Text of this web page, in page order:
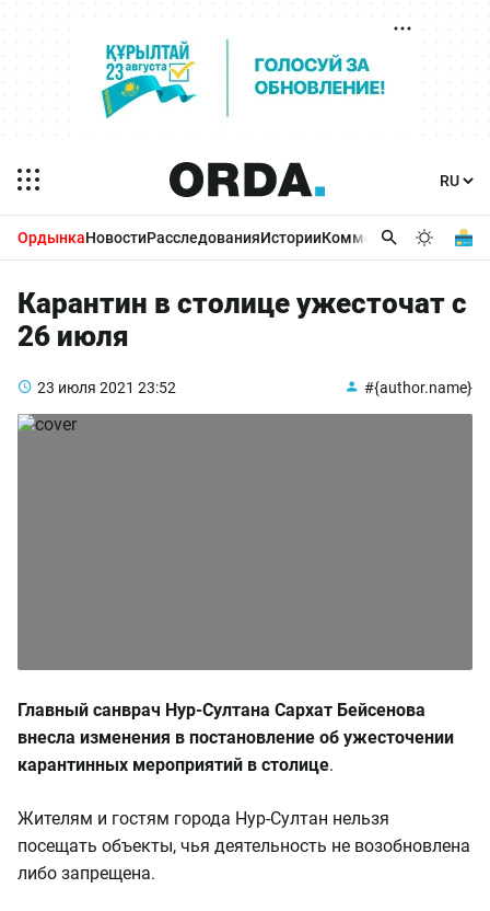
ОрдынкаНовостиРасследованияИсторииКомментарииБизнес
Карантин в столице ужесточат с
26 июля
23 июля 2021 23:52 #{author.name}
Главный санврач Нур-Султана Сархат Бейсенова
внесла изменения в постановление об ужесточении
карантинных мероприятий в столице.
Жителям и гостям города Нур-Султан нельзя
посещать объекты, чья деятельность не возобновлена
либо запрещена.